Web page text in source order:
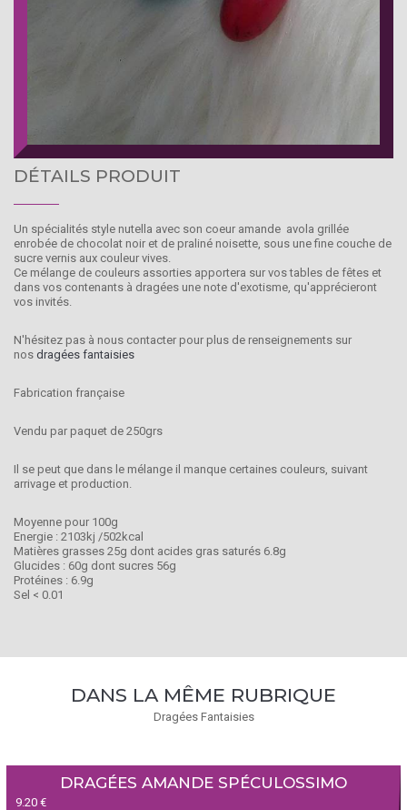
DÉTAILS PRODUIT
Un spécialités style nutella avec son coeur amande avola grillée
enrobée de chocolat noir et de praliné noisette, sous une fine couche de
sucre vernis aux couleur vives.
Ce mélange de couleurs assorties apportera sur vos tables de fêtes et
dans vos contenants à dragées une note d'exotisme, qu'apprécieront
vos invités.
N'hésitez pas à nous contacter pour plus de renseignements sur
nos dragées fantaisies
Fabrication française
Vendu par paquet de 250grs
Il se peut que dans le mélange il manque certaines couleurs, suivant
arrivage et production.
Moyenne pour 100g
Energie : 2103kj /502kcal
Matières grasses 25g dont acides gras saturés 6.8g
Glucides : 60g dont sucres 56g
Protéines : 6.9g
Sel < 0.01
DANS LA MÊME RUBRIQUE
Dragées Fantaisies
DRAGÉES AMANDE SPÉCULOSSIMO
9.20 €